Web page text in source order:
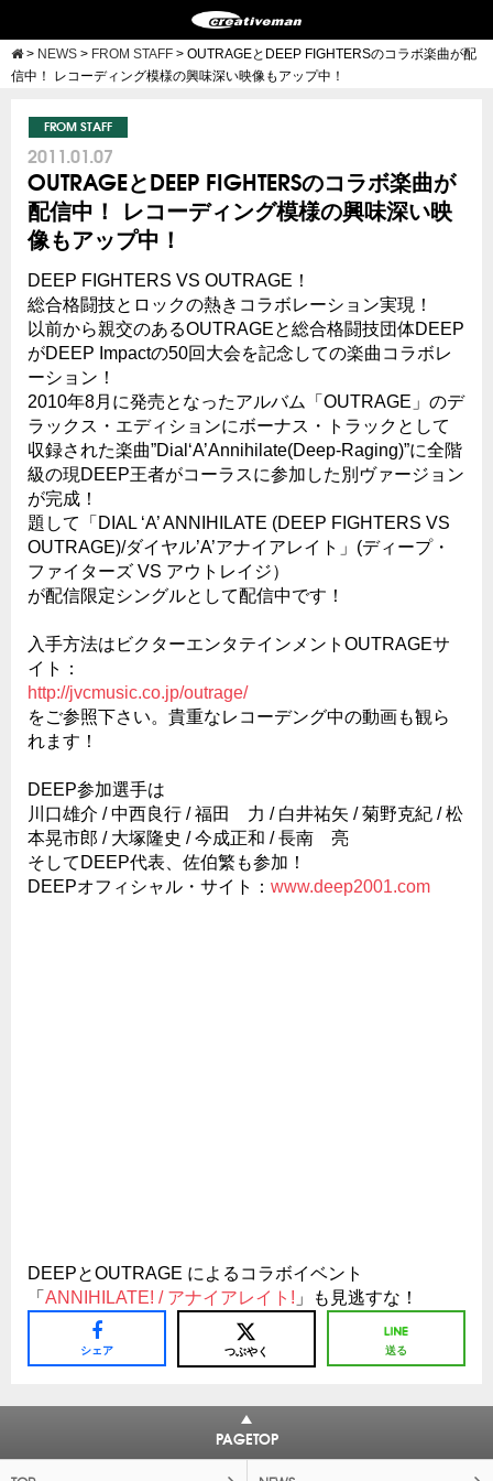
> NEWS > FROM STAFF > OUTRAGEとDEEP FIGHTERSのコラボ楽曲が配
信中！ レコーディング模様の興味深い映像もアップ中！
FROM STAFF
2011.01.07
OUTRAGEとDEEP FIGHTERSのコラボ楽曲が
配信中！ レコーディング模様の興味深い映
像もアップ中！
DEEP FIGHTERS VS OUTRAGE！
総合格闘技とロックの熱きコラボレーション実現！
以前から親交のあるOUTRAGEと総合格闘技団体DEEP
がDEEP Impactの50回大会を記念しての楽曲コラボレ
ーション！
2010年8月に発売となったアルバム「OUTRAGE」のデ
ラックス・エディションにボーナス・トラックとして
収録された楽曲”Dial‘A’Annihilate(Deep-Raging)”に全階
級の現DEEP王者がコーラスに参加した別ヴァージョン
が完成！
題して「DIAL ‘A’ ANNIHILATE (DEEP FIGHTERS VS
OUTRAGE)/ダイヤル’A’アナイアレイト」(ディープ・
ファイターズ VS アウトレイジ）
が配信限定シングルとして配信中です！
入手方法はビクターエンタテインメントOUTRAGEサ
イト：
http://jvcmusic.co.jp/outrage/
をご参照下さい。貴重なレコーデング中の動画も観ら
れます！
DEEP参加選手は
川口雄介 / 中西良行 / 福田 力 / 白井祐矢 / 菊野克紀 / 松
本晃市郎 / 大塚隆史 / 今成正和 / 長南 亮
そしてDEEP代表、佐伯繁も参加！
DEEPオフィシャル・サイト： www.deep2001.com
DEEPとOUTRAGE によるコラボイベント
「 ANNIHILATE! / アナイアレイト! 」も見逃すな！
シェア つぶやく 送る
PAGETOP